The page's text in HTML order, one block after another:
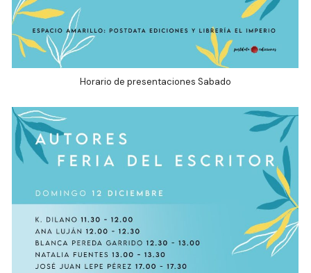
Horario de presentaciones Sabado